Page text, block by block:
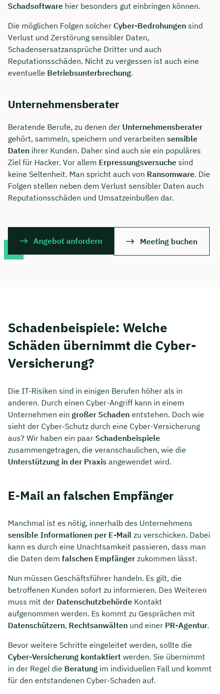
Schadsoftware hier besonders gut einbringen können.
Die möglichen Folgen solcher Cyber-Bedrohungen sind
Verlust und Zerstörung sensibler Daten,
Schadensersatzansprüche Dritter und auch
Reputationsschäden. Nicht zu vergessen ist auch eine
eventuelle Betriebsunterbrechung.
Unternehmensberater
Beratende Berufe, zu denen der Unternehmensberater
gehört, sammeln, speichern und verarbeiten sensible
Daten ihrer Kunden. Daher sind auch sie ein populäres
Ziel für Hacker. Vor allem Erpressungsversuche sind
keine Seltenheit. Man spricht auch von Ransomware. Die
Folgen stellen neben dem Verlust sensibler Daten auch
Reputationsschäden und Umsatzeinbußen dar.
Angebot anfordern Meeting buchen
Schadenbeispiele: Welche
Schäden übernimmt die Cyber-
Versicherung?
Die IT-Risiken sind in einigen Berufen höher als in
anderen. Durch einen Cyber-Angriff kann in einem
Unternehmen ein großer Schaden entstehen. Doch wie
sieht der Cyber-Schutz durch eine Cyber-Versicherung
aus? Wir haben ein paar Schadenbeispiele
zusammengetragen, die veranschaulichen, wie die
Unterstützung in der Praxis angewendet wird.
E-Mail an falschen Empfänger
Manchmal ist es nötig, innerhalb des Unternehmens
sensible Informationen per E-Mail zu verschicken. Dabei
kann es durch eine Unachtsamkeit passieren, dass man
die Daten dem falschen Empfänger zukommen lässt.
Nun müssen Geschäftsführer handeln. Es gilt, die
betroffenen Kunden sofort zu informieren. Des Weiteren
muss mit der Datenschutzbehörde Kontakt
aufgenommen werden. Es kommt zu Gesprächen mit
Datenschützern, Rechtsanwälten und einer PR-Agentur.
Bevor weitere Schritte eingeleitet werden, sollte die
Cyber-Versicherung kontaktiert werden. Sie übernimmt
in der Regel die Beratung im individuellen Fall und kommt
für den entstandenen Cyber-Schaden auf.